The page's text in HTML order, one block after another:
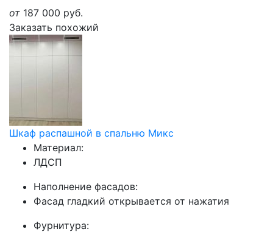
от 187 000 руб.
Заказать похожий
Шкаф распашной в спальню Микс
Материал:
ЛДСП
Наполнение фасадов:
Фасад гладкий открывается от нажатия
Фурнитура: